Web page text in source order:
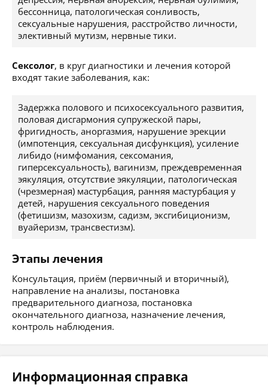
бессонница, патологическая сонливость,
сексуальные нарушения, расстройство личности,
элективный мутизм, нервные тики.
Сексолог, в круг диагностики и лечения которой
входят такие заболевания, как:
Задержка полового и психосексуального развития,
половая дисгармония супружеской пары,
фригидность, аноргазмия, нарушение эрекции
(импотенция, сексуальная дисфункция), усиление
либидо (нимфомания, сексомания,
гиперсексуальность), вагинизм, преждевременная
эякуляция, отсутствие эякуляции, патологическая
(чрезмерная) мастурбация, ранняя мастурбация у
детей, нарушения сексуального поведения
(фетишизм, мазохизм, садизм, эксгибиционизм,
вуайеризм, трансвестизм).
Этапы лечения
Консультация, приём (первичный и вторичный),
направление на анализы, постановка
предварительного диагноза, постановка
окончательного диагноза, назначение лечения,
контроль наблюдения.
Информационная справка